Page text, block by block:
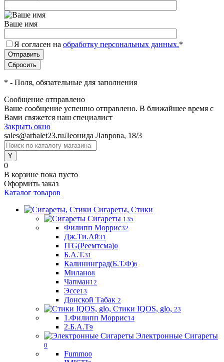
Ваше имя
Я согласен на обработку персональных данных.*
* - Поля, обязательные для заполнения
Сообщение отправлено
Ваше сообщение успешно отправлено. В ближайшее время с
Вами свяжется наш специалист
Закрыть окно
sales@arbalet23.ruЛеонида Лаврова, 18/3
0
В корзине пока пусто
Оформить заказ
Каталог товаров
Сигареты, Стики
Сигареты 135
Филипп Моррис32
Дж.Ти.Ай31
ITG(Реемтсма)0
Б.А.Т.31
Калининград(Б.Т.Ф)6
Милано8
Чапман12
Эссе13
Донской Табак 2
Стики IQOS, glo, 23
1.Филипп Моррис14
2.Б.А.Т9
Электронные Сигареты
0
Fummo0